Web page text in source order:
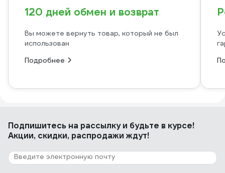
120 дней обмен и возврат
Вы можете вернуть товар, который не был
использован
Подробнее
Подпишитесь на рассылкуи будьте в курсе!
Акции, скидки, распродажи ждут!